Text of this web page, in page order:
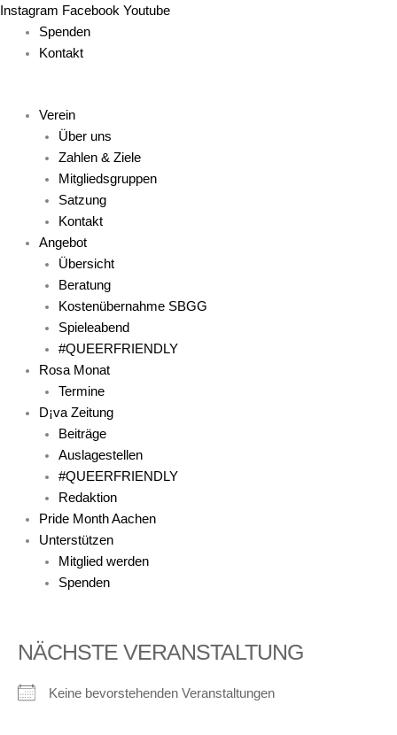
Zum
Inhalt
springen
Instagram Facebook Youtube
Main
Menu
Spenden
Kontakt
Main
Menu
Verein
Über uns
Zahlen & Ziele
Mitgliedsgruppen
Satzung
Kontakt
Angebot
Übersicht
Beratung
Kostenübernahme SBGG
Spieleabend
#QUEERFRIENDLY
Rosa Monat
Termine
D¡va Zeitung
Beiträge
Auslagestellen
#QUEERFRIENDLY
Redaktion
Pride Month Aachen
Unterstützen
Mitglied werden
Spenden
NÄCHSTE VERANSTALTUNG
Keine bevorstehenden Veranstaltungen
Main
Menu
Main
Menu
Main
Menu